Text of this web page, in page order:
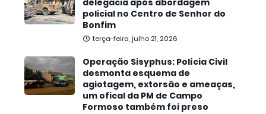
delegacia após abordagem
policial no Centro de Senhor do
Bonfim
terça-feira, julho 21, 2026
Operação Sisyphus: Polícia Civil
desmonta esquema de
agiotagem, extorsão e ameaças,
um ofical da PM de Campo
Formoso também foi preso